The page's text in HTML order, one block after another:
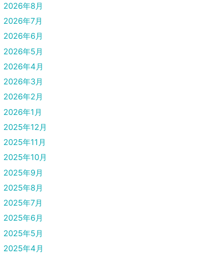
2026年8月
2026年7月
2026年6月
2026年5月
2026年4月
2026年3月
2026年2月
2026年1月
2025年12月
2025年11月
2025年10月
2025年9月
2025年8月
2025年7月
2025年6月
2025年5月
2025年4月